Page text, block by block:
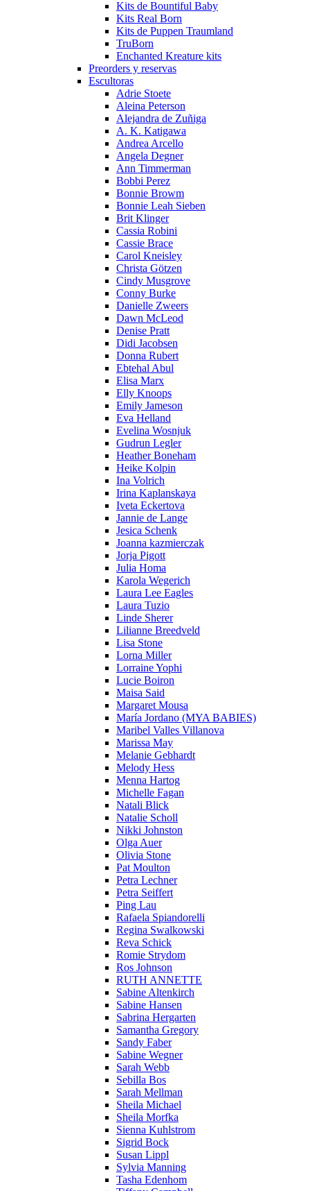
Kits de Bountiful Baby
Kits Real Born
Kits de Puppen Traumland
TruBorn
Enchanted Kreature kits
Preorders y reservas
Escultoras
Adrie Stoete
Aleina Peterson
Alejandra de Zuñiga
A. K. Katigawa
Andrea Arcello
Angela Degner
Ann Timmerman
Bobbi Perez
Bonnie Browm
Bonnie Leah Sieben
Brit Klinger
Cassia Robini
Cassie Brace
Carol Kneisley
Christa Götzen
Cindy Musgrove
Conny Burke
Danielle Zweers
Dawn McLeod
Denise Pratt
Didi Jacobsen
Donna Rubert
Ebtehal Abul
Elisa Marx
Elly Knoops
Emily Jameson
Eva Helland
Evelina Wosnjuk
Gudrun Legler
Heather Boneham
Heike Kolpin
Ina Volrich
Irina Kaplanskaya
Iveta Eckertova
Jannie de Lange
Jesica Schenk
Joanna kazmierczak
Jorja Pigott
Julia Homa
Karola Wegerich
Laura Lee Eagles
Laura Tuzio
Linde Sherer
Lilianne Breedveld
Lisa Stone
Lorna Miller
Lorraine Yophi
Lucie Boiron
Maisa Said
Margaret Mousa
María Jordano (MYA BABIES)
Maribel Valles Villanova
Marissa May
Melanie Gebhardt
Melody Hess
Menna Hartog
Michelle Fagan
Natali Blick
Natalie Scholl
Nikki Johnston
Olga Auer
Olivia Stone
Pat Moulton
Petra Lechner
Petra Seiffert
Ping Lau
Rafaela Spiandorelli
Regina Swalkowski
Reva Schick
Romie Strydom
Ros Johnson
RUTH ANNETTE
Sabine Altenkirch
Sabine Hansen
Sabrina Hergarten
Samantha Gregory
Sandy Faber
Sabine Wegner
Sarah Webb
Sebilla Bos
Sarah Mellman
Sheila Michael
Sheila Morfka
Sienna Kuhlstrom
Sigrid Bock
Susan Lippl
Sylvia Manning
Tasha Edenhom